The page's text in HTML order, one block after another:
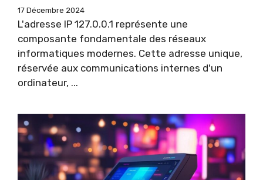
17 Décembre 2024
L'adresse IP 127.0.0.1 représente une
composante fondamentale des réseaux
informatiques modernes. Cette adresse unique,
réservée aux communications internes d'un
ordinateur, ...